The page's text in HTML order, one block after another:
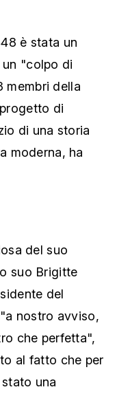
è stata un
"colpo di
membri della
di
di una storia
moderna, ha
del suo
suo Brigitte
del
nostro avviso,
che perfetta",
al fatto che per
una